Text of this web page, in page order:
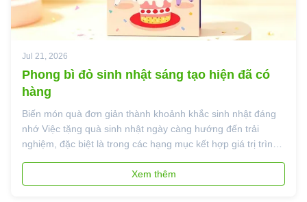
Jul 21, 2026
Phong bì đỏ sinh nhật sáng tạo hiện đã có
hàng
Biến món quà đơn giản thành khoảnh khắc sinh nhật đáng
nhớ Việc tặng quà sinh nhật ngày càng hướng đến trải
nghiệm, đặc biệt là trong các hạng mục kết hợp giá trị trình
sinh nhật sáng tạo màu đỏđược thiết kế để làm cho khoảnh
khắc đó vui vẻ h...
Xem thêm